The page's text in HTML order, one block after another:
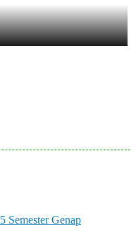
Semester Genap